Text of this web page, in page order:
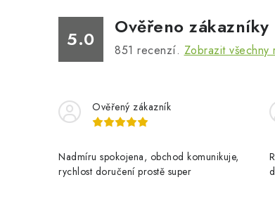
5.0
Ověřeno zákazníky
851 recenzí. Zobrazit všechny
Ověřený zákazník
Nadmíru spokojena, obchod komunikuje,
rychlost doručení prostě super